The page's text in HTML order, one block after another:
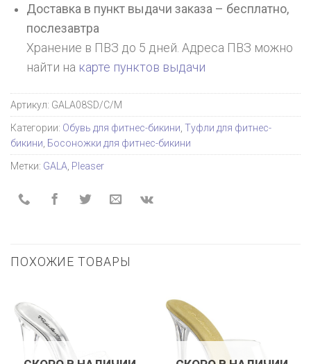
Доставка в пункт выдачи заказа – бесплатно,
послезавтра
Хранение в ПВЗ до 5 дней. Адреса ПВЗ можно
найти на карте пунктов выдачи
Артикул: GALA08SD/C/M
Категории: Обувь для фитнес-бикини Туфли для фитнес-
бикини Босоножки для фитнес-бикини
Метки: GALA Pleaser
ПОХОЖИЕ ТОВАРЫ